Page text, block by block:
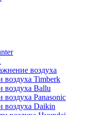
воздуха
воздуха Timberk
воздуха Ballu
воздуха Panasonic
воздуха Daikin